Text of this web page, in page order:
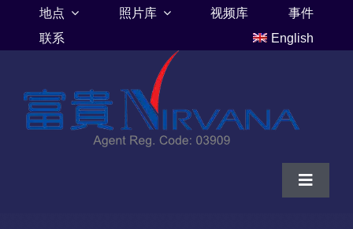
content
地点 照片库 视频库
事件
联系
English
Toggle